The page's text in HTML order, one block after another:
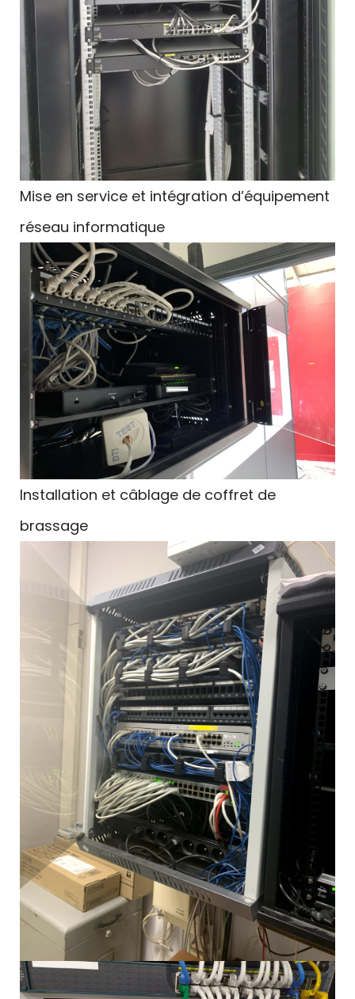
Mise en service et intégration d’équipement
réseau informatique
Installation et câblage de coffret de
brassage